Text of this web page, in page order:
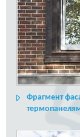
Фрагмент